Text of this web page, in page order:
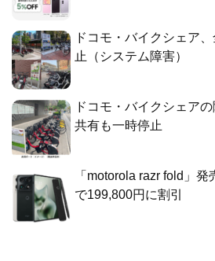
ドコモ・バイクシェア
止（システム障害）
ドコモ・バイクシェア
共有も一時停止
「motorola razr fold」
で199,800円に割引